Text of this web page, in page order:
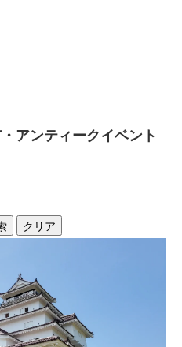
アンティークイベント
クリア